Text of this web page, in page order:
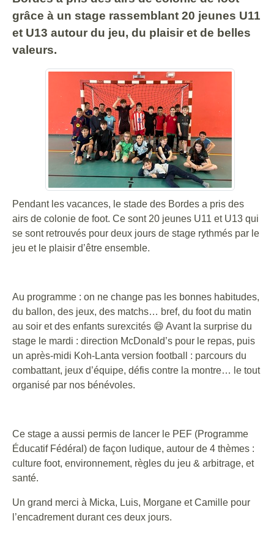
grâce à un stage rassemblant 20 jeunes U11
et U13 autour du jeu, du plaisir et de belles
valeurs.
Pendant les vacances, le stade des Bordes a pris des
airs de colonie de foot. Ce sont 20 jeunes U11 et U13 qui
se sont retrouvés pour deux jours de stage rythmés par le
jeu et le plaisir d’être ensemble.
Au programme : on ne change pas les bonnes habitudes,
du ballon, des jeux, des matchs… bref, du foot du matin
au soir et des enfants surexcités 😄 Avant la surprise du
stage le mardi : direction McDonald’s pour le repas, puis
un après-midi Koh-Lanta version football : parcours du
combattant, jeux d’équipe, défis contre la montre… le tout
organisé par nos bénévoles.
Ce stage a aussi permis de lancer le PEF (Programme
Éducatif Fédéral) de façon ludique, autour de 4 thèmes :
culture foot, environnement, règles du jeu & arbitrage, et
santé.
Un grand merci à Micka, Luis, Morgane et Camille pour
l’encadrement durant ces deux jours.